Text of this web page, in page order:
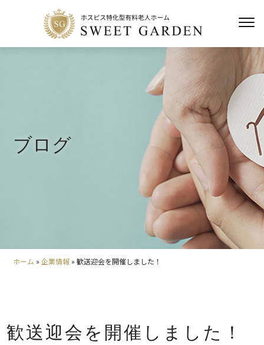
ブログ
ホーム »企業情報»歓送迎会を開催しました！
歓送迎会を開催しました！